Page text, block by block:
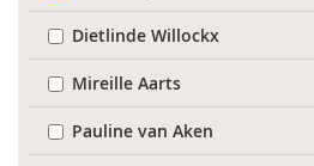
Dietlinde Willockx
Mireille Aarts
Pauline van Aken